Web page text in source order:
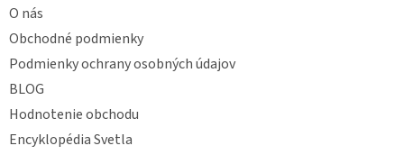
O nás
Obchodné podmienky
Podmienky ochrany osobných údajov
BLOG
Hodnotenie obchodu
Encyklopédia Svetla